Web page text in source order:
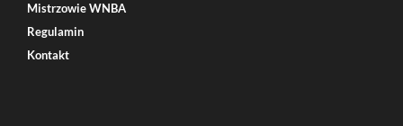
Mistrzowie WNBA
Regulamin
Kontakt